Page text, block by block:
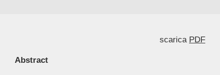
scarica PDF
Abstract